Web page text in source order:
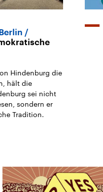
Hindenburg die
hält die
sei nicht
sondern er
Tradition.